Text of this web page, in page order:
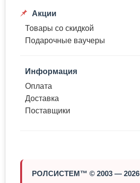
Акции
Товары со скидкой
Подарочные ваучеры
Информация
Оплата
Доставка
Поставщики
РОЛСИСТЕМ™ © 2003 — 2026